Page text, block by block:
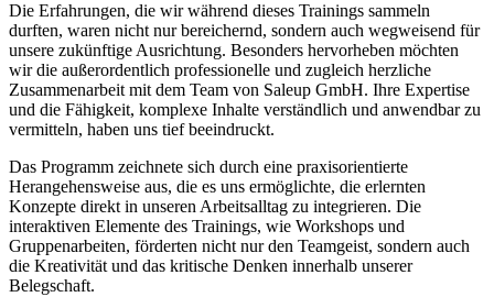
Die Erfahrungen, die wir während dieses Trainings sammeln
durften, waren nicht nur bereichernd, sondern auch wegweisend für
unsere zukünftige Ausrichtung. Besonders hervorheben möchten
wir die außerordentlich professionelle und zugleich herzliche
Zusammenarbeit mit dem Team von Saleup GmbH. Ihre Expertise
und die Fähigkeit, komplexe Inhalte verständlich und anwendbar zu
vermitteln, haben uns tief beeindruckt.
Das Programm zeichnete sich durch eine praxisorientierte
Herangehensweise aus, die es uns ermöglichte, die erlernten
Konzepte direkt in unseren Arbeitsalltag zu integrieren. Die
interaktiven Elemente des Trainings, wie Workshops und
Gruppenarbeiten, förderten nicht nur den Teamgeist, sondern auch
die Kreativität und das kritische Denken innerhalb unserer
Belegschaft.